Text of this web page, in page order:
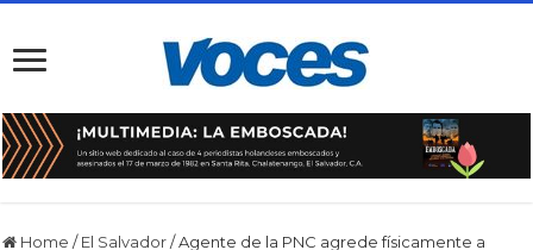
Home / El Salvador /Agente de la PNC agrede físicamente a